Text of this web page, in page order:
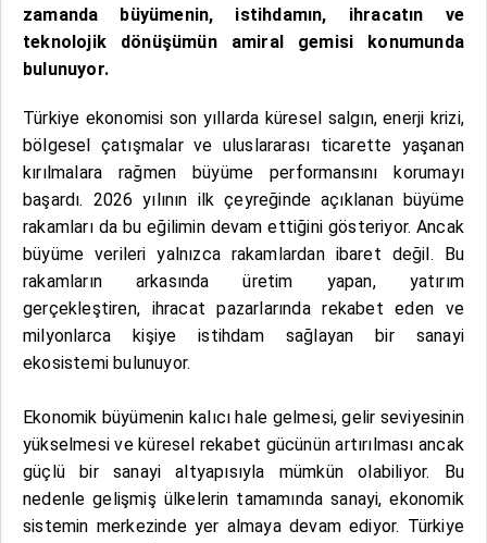
zamanda büyümenin, istihdamın, ihracatın ve
teknolojik dönüşümün amiral gemisi konumunda
bulunuyor.
Türkiye ekonomisi son yıllarda küresel salgın, enerji krizi,
bölgesel çatışmalar ve uluslararası ticarette yaşanan
kırılmalara rağmen büyüme performansını korumayı
başardı. 2026 yılının ilk çeyreğinde açıklanan büyüme
rakamları da bu eğilimin devam ettiğini gösteriyor. Ancak
büyüme verileri yalnızca rakamlardan ibaret değil. Bu
rakamların arkasında üretim yapan, yatırım
gerçekleştiren, ihracat pazarlarında rekabet eden ve
milyonlarca kişiye istihdam sağlayan bir sanayi
ekosistemi bulunuyor.
Ekonomik büyümenin kalıcı hale gelmesi, gelir seviyesinin
yükselmesi ve küresel rekabet gücünün artırılması ancak
güçlü bir sanayi altyapısıyla mümkün olabiliyor. Bu
nedenle gelişmiş ülkelerin tamamında sanayi, ekonomik
sistemin merkezinde yer almaya devam ediyor. Türkiye